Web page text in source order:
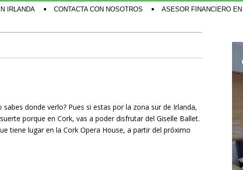
IRLANDA CONTACTA CON NOSOTROS ASESOR FINANCIERO
sabes donde verlo? Pues si estas por la zona sur de Irlanda,
porque en Cork, vas a poder disfrutar del Giselle Ballet.
tiene lugar en la Cork Opera House, a partir del próximo